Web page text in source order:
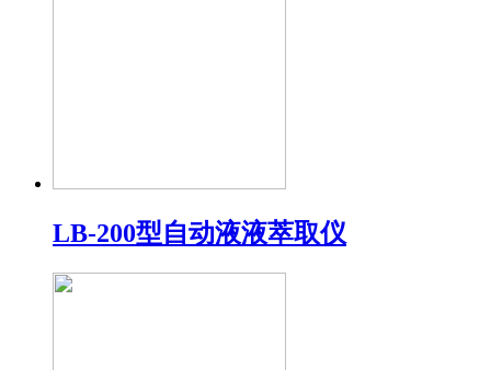
LB-200型自动液液萃取仪